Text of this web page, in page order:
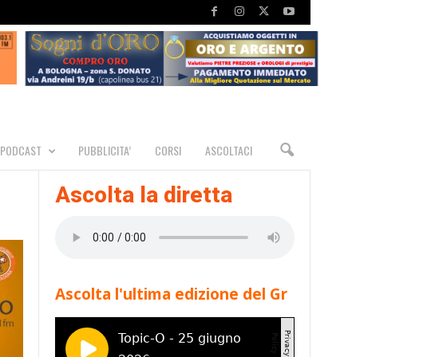
PODCAST PUBBLICITA’ CORSI ASCOLTACI
Ascolta la diretta
Ascolta l'ultima edizione del Gr